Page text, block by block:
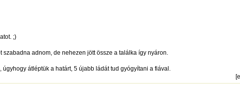
;)
szabadna adnom, de nehezen jött össze a találka így nyáron.
átléptük a határt, 5 újabb ládát tud gyógyítani a fiával.
[